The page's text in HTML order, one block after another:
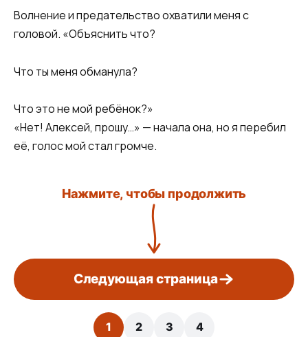
Волнение и предательство охватили меня с
головой. «Объяснить что?
Что ты меня обманула?
Что это не мой ребёнок?»
«Нет! Алексей, прошу…» — начала она, но я перебил
её, голос мой стал громче.
Нажмите, чтобы продолжить
Следующая страница
1 2 3 4